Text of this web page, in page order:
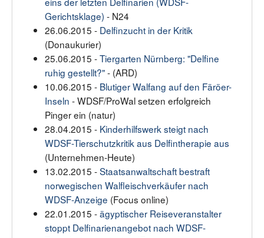
Gerichtsklage) - N24
26.06.2015 - Delfinzucht in der Kritik
(Donaukurier)
25.06.2015 -Tiergarten Nürnberg: "Delfine
ruhig gestellt?"- (ARD)
10.06.2015 - Blutiger Walfang auf den Färöer-
Inseln - WDSF/ProWal setzen erfolgreich
Pinger ein (natur)
28.04.2015 - Kinderhilfswerk steigt nach
WDSF-Tierschutzkritik aus Delfintherapie aus
(Unternehmen-Heute)
13.02.2015 -Staatsanwaltschaft bestraft
norwegischen Walfleischverkäufer nach
WDSF-Anzeige (Focus online)
22.01.2015 -ägyptischer Reiseveranstalter
stoppt Delfinarienangebot nach WDSF-